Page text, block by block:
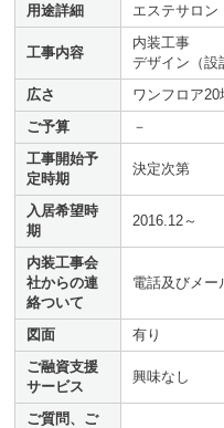
用途詳細
エステサロン
工事内容
内装工事
デザイン（設
広さ
ワンフロア
ご予算
－
工事開始予
定時期
決定次第
入居希望時
期
2016.12～
内装工事会
社からの連
絡ついて
電話及びメー
図面
有り
ご融資支援
サービス
興味なし
ご質問、ご